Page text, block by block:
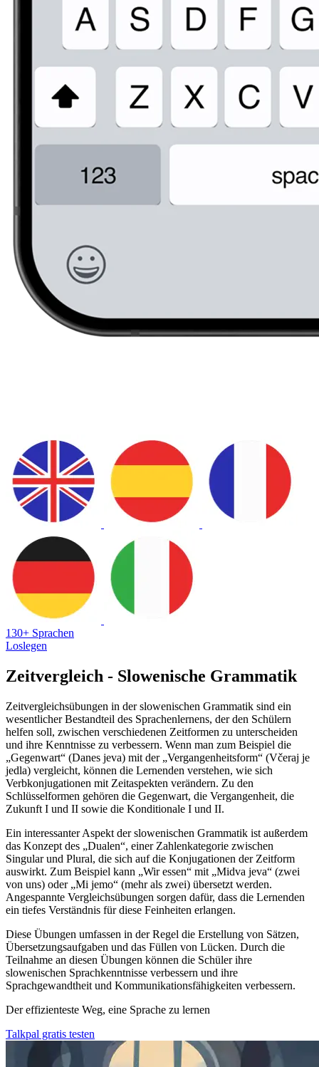
130+ Sprachen
Loslegen
Zeitvergleich - Slowenische Grammatik
Zeitvergleichsübungen in der slowenischen Grammatik sind ein
wesentlicher Bestandteil des Sprachenlernens, der den Schülern
helfen soll, zwischen verschiedenen Zeitformen zu unterscheiden
und ihre Kenntnisse zu verbessern. Wenn man zum Beispiel die
„Gegenwart“ (Danes jeva) mit der „Vergangenheitsform“ (Včeraj je
jedla) vergleicht, können die Lernenden verstehen, wie sich
Verbkonjugationen mit Zeitaspekten verändern. Zu den
Schlüsselformen gehören die Gegenwart, die Vergangenheit, die
Zukunft I und II sowie die Konditionale I und II.
Ein interessanter Aspekt der slowenischen Grammatik ist außerdem
das Konzept des „Dualen“, einer Zahlenkategorie zwischen
Singular und Plural, die sich auf die Konjugationen der Zeitform
auswirkt. Zum Beispiel kann „Wir essen“ mit „Midva jeva“ (zwei
von uns) oder „Mi jemo“ (mehr als zwei) übersetzt werden.
Angespannte Vergleichsübungen sorgen dafür, dass die Lernenden
ein tiefes Verständnis für diese Feinheiten erlangen.
Diese Übungen umfassen in der Regel die Erstellung von Sätzen,
Übersetzungsaufgaben und das Füllen von Lücken. Durch die
Teilnahme an diesen Übungen können die Schüler ihre
slowenischen Sprachkenntnisse verbessern und ihre
Sprachgewandtheit und Kommunikationsfähigkeiten verbessern.
Der effizienteste Weg, eine Sprache zu lernen
Talkpal gratis testen